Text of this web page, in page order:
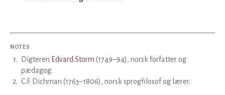
NOTES
1. Digteren Edvard Storm (1749–94), norsk forfatter og
pædagog.
2. C.F. Dichman (1763–1806), norsk sprogfilosof og lærer.